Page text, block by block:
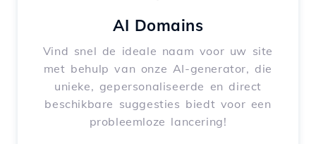
AI Domains
Vind snel de ideale naam voor uw site
met behulp van onze AI-generator, die
unieke, gepersonaliseerde en direct
beschikbare suggesties biedt voor een
probleemloze lancering!